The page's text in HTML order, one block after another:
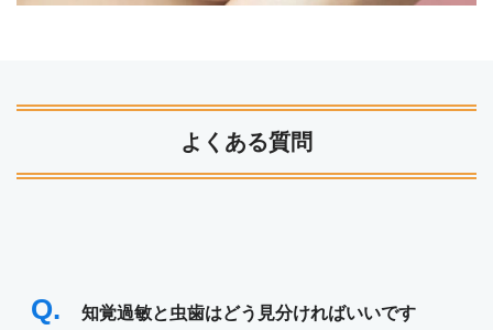
よくある質問
Q.
知覚過敏と虫歯はどう見分ければいいです